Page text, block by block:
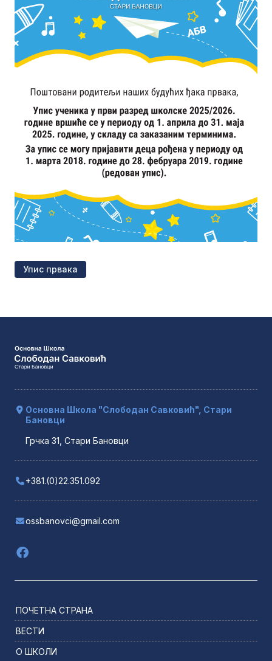
Упис првака
Основна Школа "Слободан Савковић", Стари
Бановци
Грчка 31, Стари Бановци
+381.(0)22.351.092
ossbanovci@gmail.com
ПОЧЕТНА СТРАНА
ВЕСТИ
О ШКОЛИ